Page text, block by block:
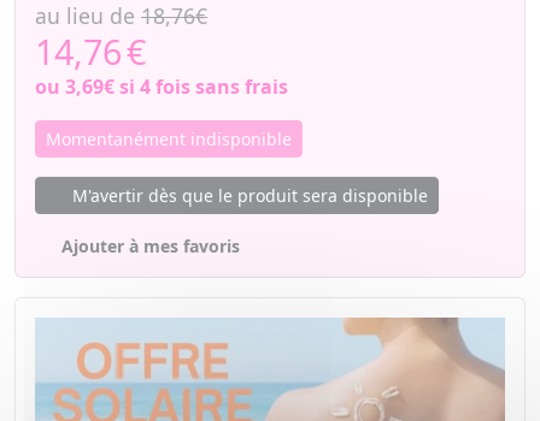
au lieu de 18,76€
14,76€
ou 3,69€si 4 fois sans frais
Momentanément indisponible
M'avertir dès que le produit sera disponible
Ajouter à mes favoris